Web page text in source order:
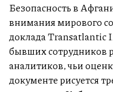
Безопасность в
внимания мирового
доклада Transatlantic
бывших сотрудников
аналитиков, чьи
документе рисуется